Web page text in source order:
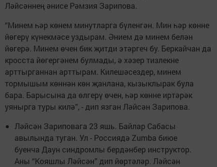
Ләйсәннең әнисе Рәмзия Зарипова.
“Минем һәр көнем минутларга бүленгән. Мин һәр көнне
йөгерү күнекмәсе уздырам. Әнием дә минем белән
йөгерә. Минем өчен бик җитди этәргеч бу. Беркайчан да
кросста йөгергәнем булмады, ә хәзер тизлекне
арттырганнан арттырам. Килешәсездер, минем
тормышым көннән көн җанлана, кызыклырак була
бара. Барысына да өлгерү өчен, һәр көнне иртәрәк
уянырга туры килә”, - дип язган Ләйсән Зарипова.
Ләйсән Зариповага 23 яшь. Байлар Сабасы
авылында туган. Ул - Россиядә Zumba биюе
буенча Даун синдромлы бердәнбер инструктор.
Аны “Кояшлы Ләйсән” дип йөртәләр. Ләйсән